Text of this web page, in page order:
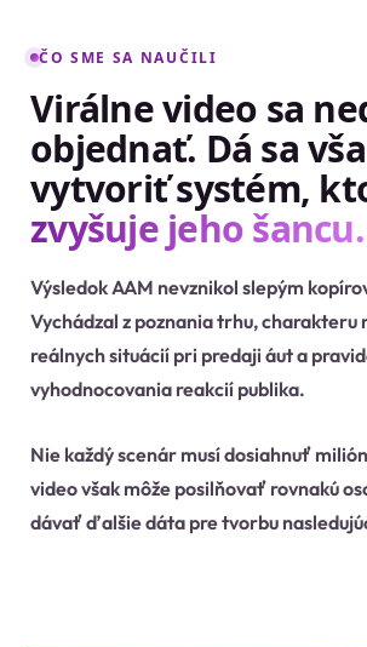
ČO SME SA NAUČILI
Virálne video sa
objednať. Dá sa
vytvoriť systém,
zvyšuje jeho šancu.
Výsledok AAM nevznikol slepým
Vychádzal z poznania trhu,
reálnych situácií pri predaji áut a
vyhodnocovania reakcií publika.
Nie každý scenár musí dosiahnuť
video však môže posilňovať rovnakú
dávať ďalšie dáta pre tvorbu